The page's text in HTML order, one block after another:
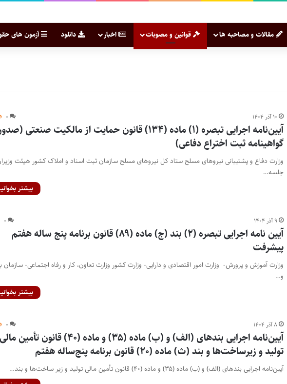
مقالات و مصاحبه ها قوانین و مصوبات اخبار دانلود آزمون های
۱۰ آذر ۱۴۰۴ ۰
آیین‌نامه اجرایی تبصره (۱) ماده (۱۳۴) قانون حمایت از مالکیت صنعتی
گواهینامه ثبت اختراع دفاعی)
وزارت دفاع و پشتیبانی نیروهای مسلح ستاد کل نیروهای مسلح سازمان ثبت اسناد و املاک کشور هیئت
جلسه…
بیشتر
۹ آذر ۱۴۰۴ ۰
آیین نامه اجرایی تبصره (۲) بند (ج) ماده (۸۹) قانون برنامه پنج ساله هفتم
پیشرفت
وزارت آموزش و پرورش- وزارت امور اقتصادی و دارایی- وزارت کشور وزارت تعاون، کار و رفاه اجتماعی- سازمان
و…
بیشتر
۸ آذر ۱۴۰۴ ۰
آیین‌نامه اجرایی بندهای (الف) و (ب) ماده (۳۵) و ماده (۴۰) قانون تأمین مالی
تولید و زیرساخت‌ها و بند (ث) ماده (۲۰) قانون برنامه پنج‌ساله هفتم
آیین‌نامه اجرایی بندهای (الف) و (ب) ماده (۳۵) و ماده (۴۰) قانون تأمین مالی تولید و زیر ساخت‌ها و بند…